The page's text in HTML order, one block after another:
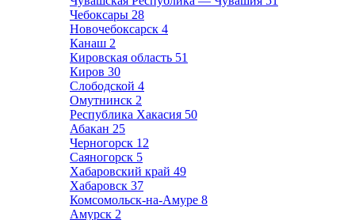
Чебоксары 28
Новочебоксарск 4
Канаш 2
Кировская область 51
Киров 30
Слободской 4
Омутнинск 2
Республика Хакасия 50
Абакан 25
Черногорск 12
Саяногорск 5
Хабаровский край 49
Хабаровск 37
Комсомольск-на-Амуре 8
Амурск 2